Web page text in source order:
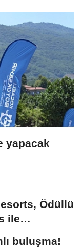
yapacak
Ödüllü
ile
buluşma!